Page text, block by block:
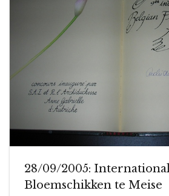
28/09/2005:
Bloemschikken te Meise